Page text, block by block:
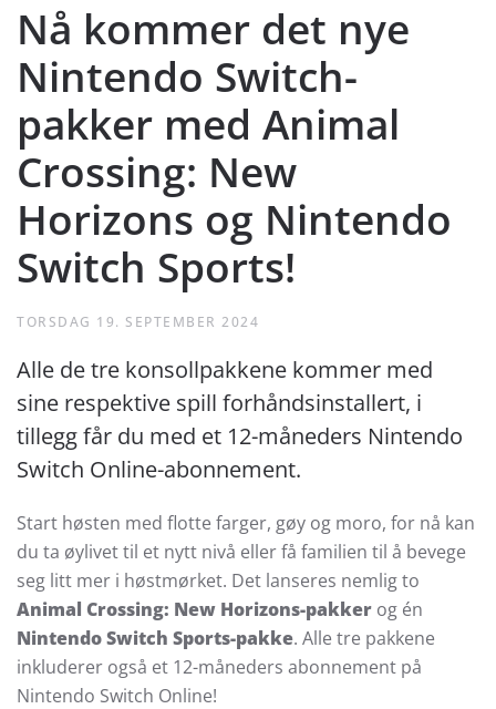
Nå kommer det nye
Nintendo Switch-
pakker med Animal
Crossing: New
Horizons og Nintendo
Switch Sports!
TORSDAG 19. SEPTEMBER 2024
Alle de tre konsollpakkene kommer med
sine respektive spill forhåndsinstallert, i
tillegg får du med et 12-måneders Nintendo
Switch Online-abonnement.
Start høsten med flotte farger, gøy og moro, for nå kan
du ta øylivet til et nytt nivå eller få familien til å bevege
seg litt mer i høstmørket. Det lanseres nemlig to
Animal Crossing: New Horizons-pakker og én
Nintendo Switch Sports-pakke. Alle tre pakkene
inkluderer også et 12-måneders abonnement på
Nintendo Switch Online!